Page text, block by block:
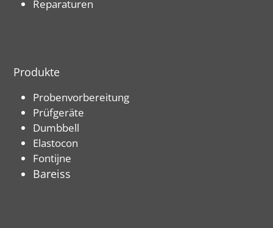
Reparaturen
Produkte
Probenvorbereitung
Prüfgeräte
Dumbbell
Elastocon
Fontijne
Bareiss